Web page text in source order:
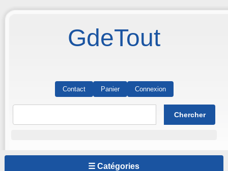
GdeTout
Contact Panier Connexion
☰ Catégories